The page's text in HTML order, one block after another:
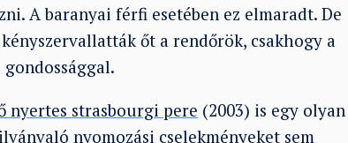
A baranyai férfi esetében ez elmaradt. De
őt a rendőrök, csakhogy a
nyertes strasbourgi pere (2003) is egy olyan
nyomozási cselekményeket sem